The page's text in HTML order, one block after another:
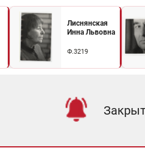
Лиснянская
Инна Львовна
Ф.3219